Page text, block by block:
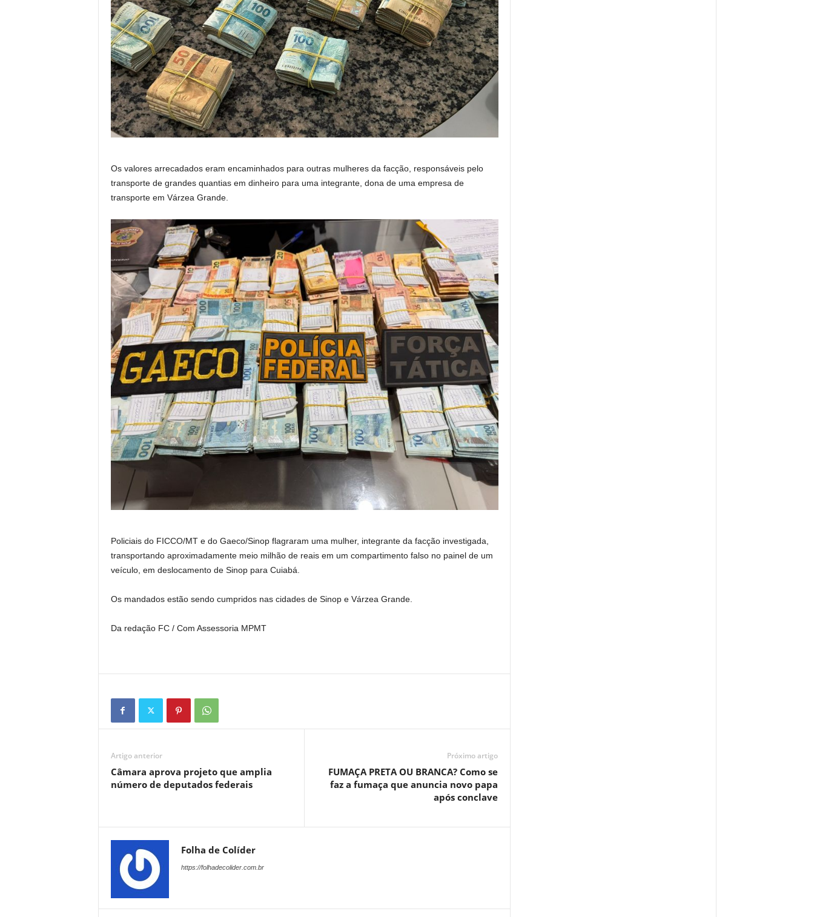
Os valores arrecadados eram encaminhados para outras mulheres da facção, responsáveis pelo
transporte de grandes quantias em dinheiro para uma integrante, dona de uma empresa de
transporte em Várzea Grande.
Policiais do FICCO/MT e do Gaeco/Sinop flagraram uma mulher, integrante da facção investigada,
transportando aproximadamente meio milhão de reais em um compartimento falso no painel de um
veículo, em deslocamento de Sinop para Cuiabá.
Os mandados estão sendo cumpridos nas cidades de Sinop e Várzea Grande.
Da redação FC / Com Assessoria MPMT
Artigo anterior
Câmara aprova projeto que amplia
número de deputados federais
Próximo artigo
FUMAÇA PRETA OU BRANCA? Como se
faz a fumaça que anuncia novo papa
após conclave
Folha de Colíder
https://folhadecolider.com.br